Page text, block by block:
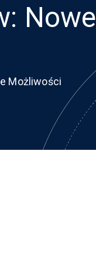
Możliwości